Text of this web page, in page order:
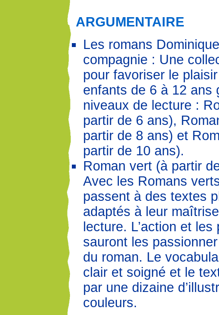
ARGUMENTAIRE
Les romans
compagnie : Une
pour favoriser le
enfants de 6 à 12 ans
niveaux de lecture :
partir de 6 ans),
partir de 8 ans) et
partir de 10 ans).
Roman vert (à partir
Avec les Romans
passent à des textes
adaptés à leur
lecture. L’action et
sauront les
du roman. Le
clair et soigné et le
par une dizaine
couleurs.